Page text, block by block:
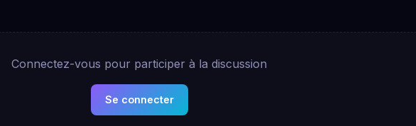
Connectez-vous pour participer à la discussion
Se connecter